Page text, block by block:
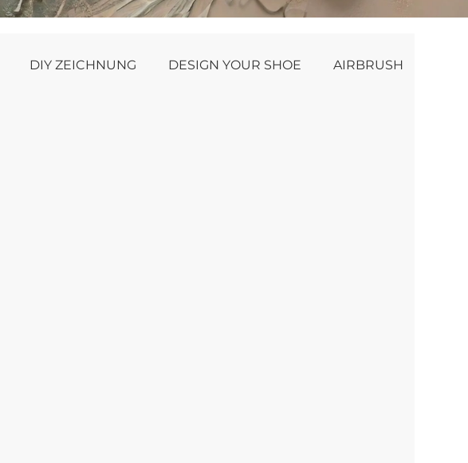
DIY ZEICHNUNG DESIGN YOUR SHOE AIRBRUSH